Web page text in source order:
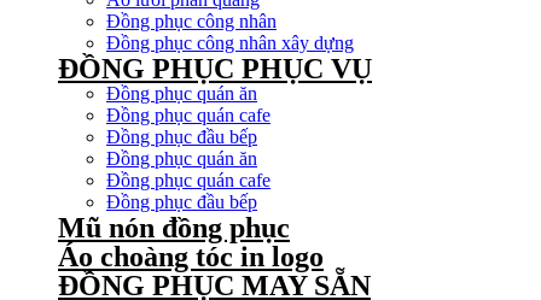
Đồng phục công nhân
Đồng phục công nhân xây dựng
ĐỒNG PHỤC PHỤC VỤ
Đồng phục quán ăn
Đồng phục quán cafe
Đồng phục đầu bếp
Đồng phục quán ăn
Đồng phục quán cafe
Đồng phục đầu bếp
Mũ nón đồng phục
Áo choàng tóc in logo
ĐỒNG PHỤC MAY SẴN